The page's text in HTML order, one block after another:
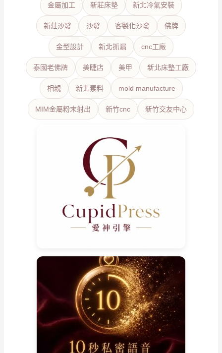
金屬加工 新莊床墊 新北冷氣安裝
新莊沙發 沙發 客製化沙發 佛牌
金型設計 新北抓漏 cnc工廠
泰國老佛牌 美睫店 美甲 新北床墊工廠
相親 新北素料 mold manufacture
MIM金屬粉末射出 新竹cnc 新竹交友中心